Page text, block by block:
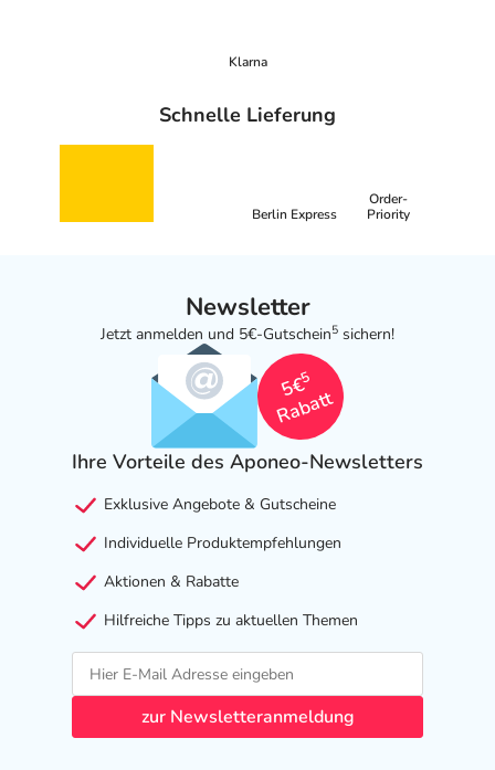
Klarna
Schnelle Lieferung
Berlin Express
Order-
Priority
Newsletter
Jetzt anmelden und 5€-Gutschein5 sichern!
5€
5
Rabatt
Ihre Vorteile des Aponeo-Newsletters
Exklusive Angebote & Gutscheine
Individuelle Produktempfehlungen
Aktionen & Rabatte
Hilfreiche Tipps zu aktuellen Themen
zur Newsletteranmeldung